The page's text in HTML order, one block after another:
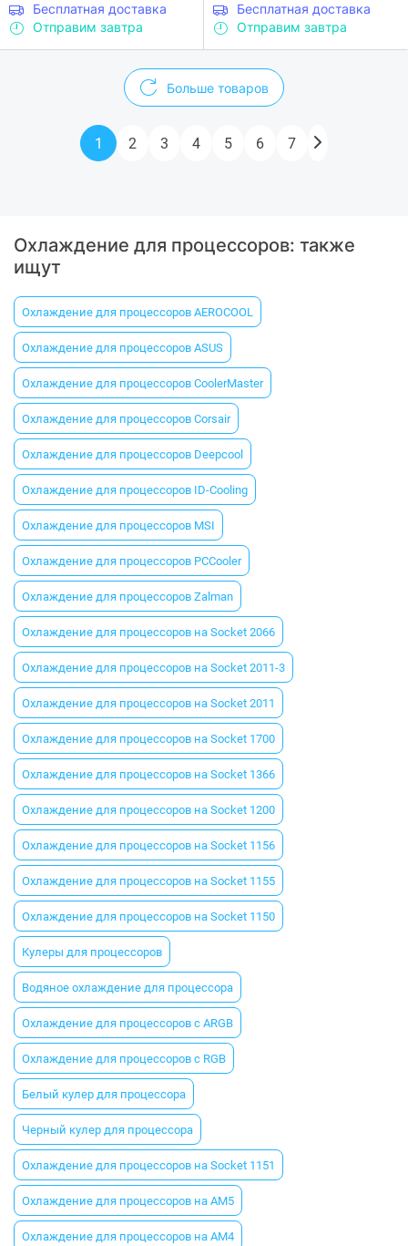
Бесплатная доставка
Отправим завтра
Бесплатная доставка
Отправим завтра
Больше товаров
1 2 3 4 5 6 7
Охлаждение для процессоров: также
ищут
Охлаждение для процессоров AEROCOOL
Охлаждение для процессоров ASUS
Охлаждение для процессоров CoolerMaster
Охлаждение для процессоров Corsair
Охлаждение для процессоров Deepcool
Охлаждение для процессоров ID-Cooling
Охлаждение для процессоров MSI
Охлаждение для процессоров PCCooler
Охлаждение для процессоров Zalman
Охлаждение для процессоров на Socket 2066
Охлаждение для процессоров на Socket 2011-3
Охлаждение для процессоров на Socket 2011
Охлаждение для процессоров на Socket 1700
Охлаждение для процессоров на Socket 1366
Охлаждение для процессоров на Socket 1200
Охлаждение для процессоров на Socket 1156
Охлаждение для процессоров на Socket 1155
Охлаждение для процессоров на Socket 1150
Кулеры для процессоров
Водяное охлаждение для процессора
Охлаждение для процессоров с ARGB
Охлаждение для процессоров с RGB
Белый кулер для процессора
Черный кулер для процессора
Охлаждение для процессоров на Socket 1151
Охлаждение для процессоров на AM5
Охлаждение для процессоров на AM4